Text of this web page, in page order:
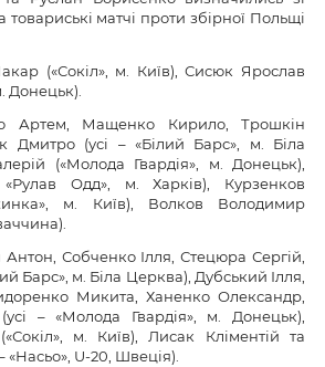
матчі проти збірної Польщі
(«Сокіл», м. Київ), Сисюк Ярослав
Донецьк).
Артем, Мащенко Кирило, Трошкін
Дмитро (усі – «Білий Барс», м. Біла
(«Молода Гвардія», м. Донецьк),
Одд», м. Харків), Курзенков
м. Київ), Волков Володимир
Антон, Собченко Ілля, Стецюра Сергій,
Барс», м. Біла Церква), Дубський Ілля,
Микита, Ханенко Олександр,
– «Молода Гвардія», м. Донецьк),
м. Київ), Лисак Кліментій та
«Насьо», U-20, Швеція).